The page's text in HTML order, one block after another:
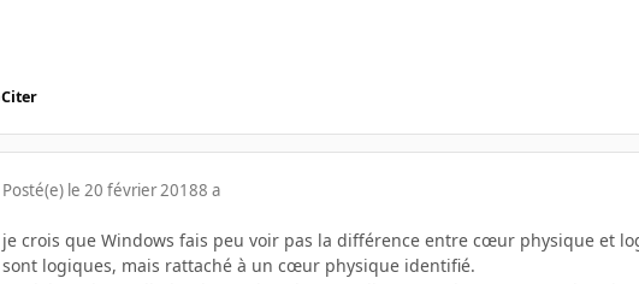
Citer
Posté(e) le 20 février 20188 a
je crois que Windows fais peu voir pas la différence entre cœur physique et
sont logiques, mais rattaché à un cœur physique identifié.